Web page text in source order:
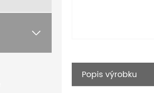

Popis výrobku